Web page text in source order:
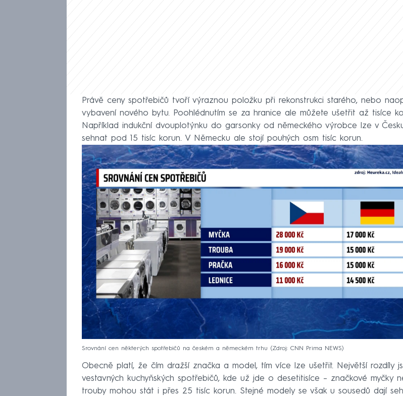
Právě ceny spotřebičů tvoří výraznou položku při rekonstrukci starého, nebo
vybavení nového bytu. Poohlédnutím se za hranice ale můžete ušetřit až tisíce
Například indukční dvouplotýnku do garsonky od německého výrobce lze v
sehnat pod 15 tisíc korun. V Německu ale stojí pouhých osm tisíc korun.
Srovnání cen některých spotřebičů na českém a německém trhu Zdroj: CNN Prima NEWS
Obecně platí, že čím dražší značka a model, tím více lze ušetřit. Největší rozdíly
vestavných kuchyňských spotřebičů, kde už jde o desetitisíce – značkové myčky
trouby mohou stát i přes 25 tisíc korun. Stejné modely se však u sousedů dají